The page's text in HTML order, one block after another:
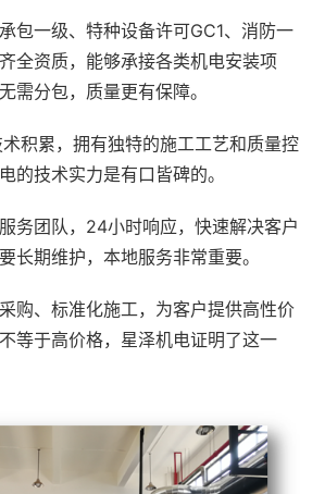
包一级、特种设备许可GC1、消防一
全资质，能够承接各类机电安装项
需分包，质量更有保障。
积累，拥有独特的施工工艺和质量控
的技术实力是有口皆碑的。
务团队，24小时响应，快速解决客户
长期维护，本地服务非常重要。
购、标准化施工，为客户提供高性价
等于高价格，星泽机电证明了这一